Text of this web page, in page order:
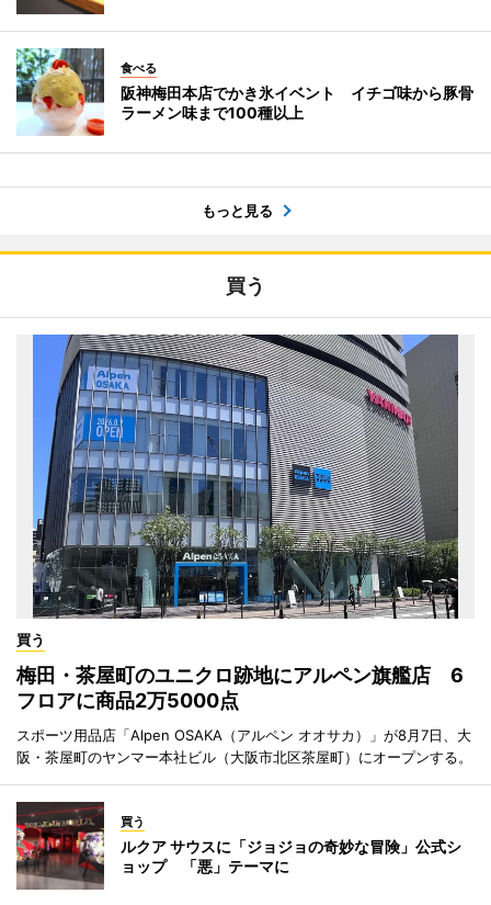
食べる
阪神梅田本店でかき氷イベント イチゴ味から豚骨
ラーメン味まで100種以上
もっと見る
買う
買う
梅田・茶屋町のユニクロ跡地にアルペン旗艦店 6
フロアに商品2万5000点
スポーツ用品店「Alpen OSAKA（アルペン オオサカ）」が8月7日、大
阪・茶屋町のヤンマー本社ビル（大阪市北区茶屋町）にオープンする。
買う
ルクア サウスに「ジョジョの奇妙な冒険」公式シ
ョップ 「悪」テーマに